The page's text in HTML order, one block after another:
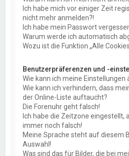
Ich habe mich vor einiger Zeit
nicht mehr anmelden?!
Ich habe mein Passwort
Warum werde ich automatisch
Wozu ist die Funktion „Alle
Benutzerpräferenzen und -
Wie kann ich meine Einstellungen
Wie kann ich verhindern, dass
der Online-Liste auftaucht?
Die Forenuhr geht falsch!
Ich habe die Zeitzone eingestellt,
immer noch falsch!
Meine Sprache steht auf diesem
Auswahl!
Was sind das für Bilder, die bei